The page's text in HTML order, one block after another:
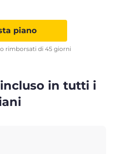
piano
rimborsati di 45 giorni
in tutti i